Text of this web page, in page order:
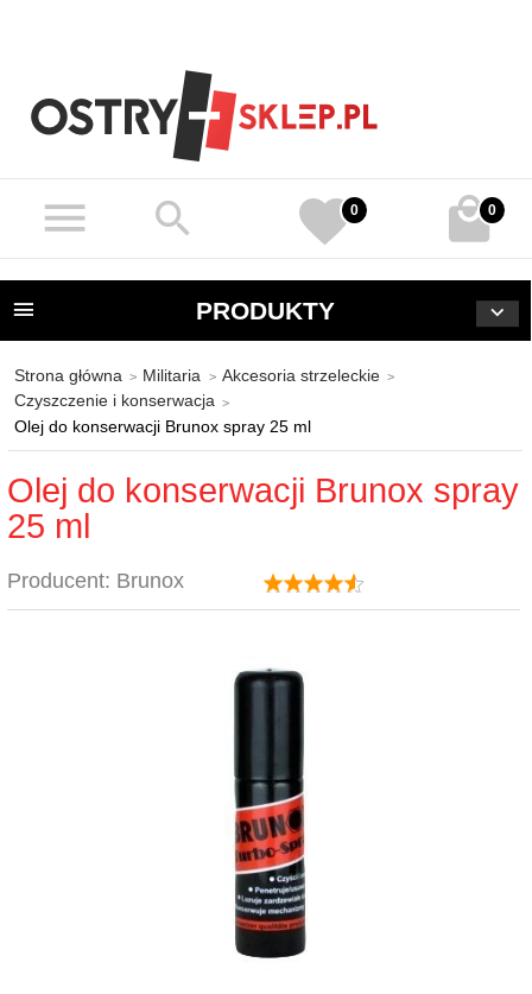
0
PRODUKTY
Strona główna Militaria
Akcesoria strzeleckie
Czyszczenie i konserwacja
Olej do konserwacji Brunox spray 25 ml
Olej do konserwacji Brunox spray
25 ml
Producent: Brunox